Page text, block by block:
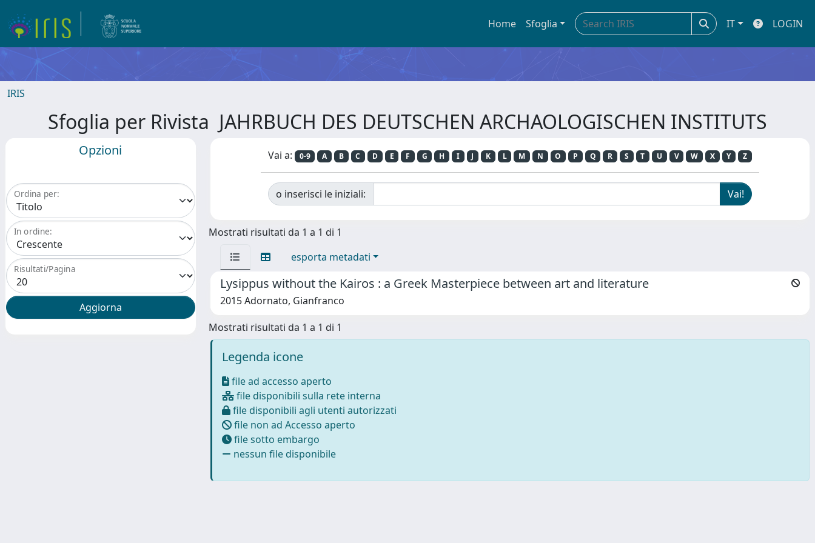
Home Sfoglia IT LOGIN
IRIS
Sfoglia per Rivista JAHRBUCH DES DEUTSCHEN ARCHAOLOGISCHEN INSTITUTS
Opzioni
Ordina per:
In ordine:
Risultati/Pagina
Vai a: 0-9 A B C D E F G H I J K L M N O P Q R S T U V W X Y Z
o inserisci le iniziali:
Mostrati risultati da 1 a 1 di 1
esporta metadati
Lysippus without the Kairos : a Greek Masterpiece between art and literature
2015 Adornato, Gianfranco
Mostrati risultati da 1 a 1 di 1
Legenda icone
file ad accesso aperto
file disponibili sulla rete interna
file disponibili agli utenti autorizzati
file non ad Accesso aperto
file sotto embargo
nessun file disponibile